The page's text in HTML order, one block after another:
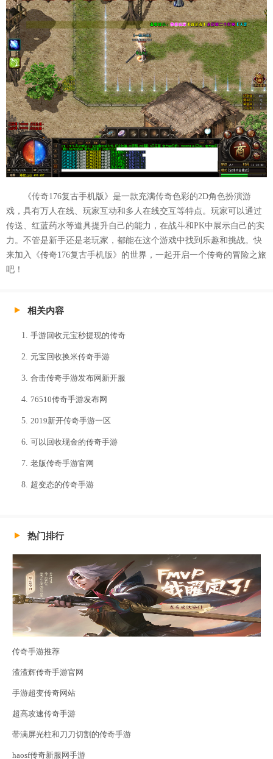
《传奇176复古手机版》是一款充满传奇色彩的2D角色扮演游
戏，具有万人在线、玩家互动和多人在线交互等特点。玩家可以通过
传送、红蓝药水等道具提升自己的能力，在战斗和PK中展示自己的实
力。不管是新手还是老玩家，都能在这个游戏中找到乐趣和挑战。快
来加入《传奇176复古手机版》的世界，一起开启一个传奇的冒险之旅
吧！
相关内容
手游回收元宝秒提现的传奇
元宝回收换米传奇手游
合击传奇手游发布网新开服
76510传奇手游发布网
2019新开传奇手游一区
可以回收现金的传奇手游
老版传奇手游官网
超变态的传奇手游
热门排行
传奇手游推荐
渣渣辉传奇手游官网
手游超变传奇网站
超高攻速传奇手游
带满屏光柱和刀刀切割的传奇手游
haosf传奇新服网手游